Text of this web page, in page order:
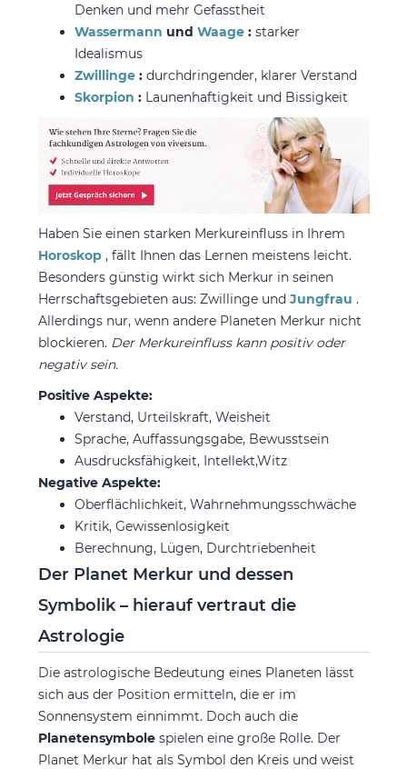
Denken und mehr Gefasstheit
Wassermann und Waage : starker
Idealismus
Zwillinge : durchdringender, klarer Verstand
Skorpion : Launenhaftigkeit und Bissigkeit
Haben Sie einen starken Merkureinfluss in Ihrem
Horoskop , fällt Ihnen das Lernen meistens leicht.
Besonders günstig wirkt sich Merkur in seinen
Herrschaftsgebieten aus: Zwillinge und Jungfrau .
Allerdings nur, wenn andere Planeten Merkur nicht
blockieren. Der Merkureinfluss kann positiv oder
negativ sein.
Positive Aspekte:
Verstand, Urteilskraft, Weisheit
Sprache, Auffassungsgabe, Bewusstsein
Ausdrucksfähigkeit, Intellekt,Witz
Negative Aspekte:
Oberflächlichkeit, Wahrnehmungsschwäche
Kritik, Gewissenlosigkeit
Berechnung, Lügen, Durchtriebenheit
Der Planet Merkur und dessen
Symbolik – hierauf vertraut die
Astrologie
Die astrologische Bedeutung eines Planeten lässt
sich aus der Position ermitteln, die er im
Sonnensystem einnimmt. Doch auch die
Planetensymbole spielen eine große Rolle. Der
Planet Merkur hat als Symbol den Kreis und weist